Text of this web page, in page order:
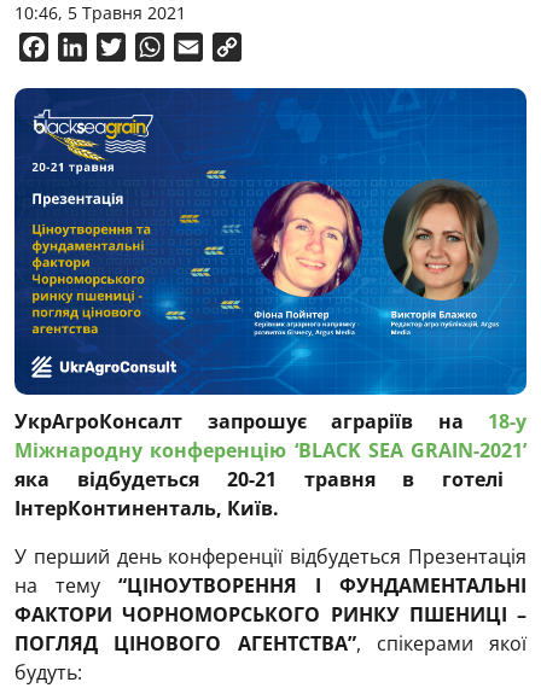
10:46, 5 Травня 2021
FacebookLinkedInTwitterWhatsApp
Email
УкрАгроКонсалт запрошує аграріїв на 18-у
Міжнародну конференцію ‘BLACK SEA GRAIN-2021’
яка відбудеться 20-21 травня в готелі
ІнтерКонтиненталь, Київ.
У перший день конференції відбудеться Презентація
на тему “ЦІНОУТВОРЕННЯ І ФУНДАМЕНТАЛЬНІ
ФАКТОРИ ЧОРНОМОРСЬКОГО РИНКУ ПШЕНИЦІ –
ПОГЛЯД ЦІНОВОГО АГЕНТСТВА”, спікерами якої
будуть: